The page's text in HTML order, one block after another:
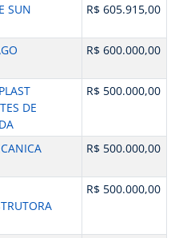
SUN
R$ 605.915,00
R$ 600.000,00
DE
R$ 500.000,00
R$ 500.000,00
R$ 500.000,00